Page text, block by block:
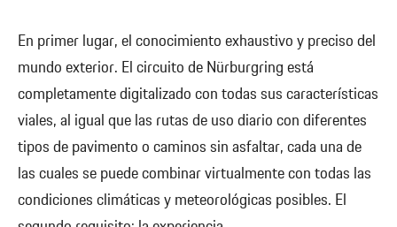
En primer lugar, el conocimiento exhaustivo y preciso del
mundo exterior. El circuito de Nürburgring está
completamente digitalizado con todas sus características
viales, al igual que las rutas de uso diario con diferentes
tipos de pavimento o caminos sin asfaltar, cada una de
las cuales se puede combinar virtualmente con todas las
condiciones climáticas y meteorológicas posibles. El